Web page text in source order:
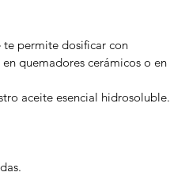
te permite dosificar con
quemadores cerámicos o en
aceite esencial hidrosoluble.